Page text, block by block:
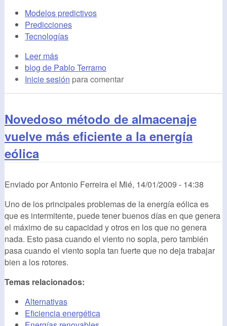
Modelos predictivos
Predicciones
Tecnologías
Leer más
blog de Pablo Terramo
Inicie sesión para comentar
Novedoso método de almacenaje
vuelve más eficiente a la energía
eólica
Enviado porAntonio Ferreirael Mié, 14/01/2009 - 14:38
Uno de los principales problemas de la energía eólica es
que es intermitente, puede tener buenos días en que genera
el máximo de su capacidad y otros en los que no genera
nada. Esto pasa cuando el viento no sopla, pero también
pasa cuando el viento sopla tan fuerte que no deja trabajar
bien a los rotores.
Temas relacionados:
Alternativas
Eficiencia energética